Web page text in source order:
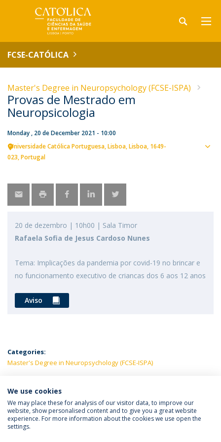
FCSE-CATÓLICA
Master's Degree in Neuropsychology (FCSE-ISPA)
Provas de Mestrado em
Neuropsicologia
Monday , 20 de December 2021 - 10:00
Universidade Católica Portuguesa Lisboa Lisboa 1649-
023 Portugal
20 de dezembro | 10h00 | Sala Timor
Rafaela Sofia de Jesus Cardoso Nunes
Tema: Implicações da pandemia por covid-19 no brincar e
no funcionamento executivo de criancas dos 6 aos 12 anos
Aviso
Categories:
Master's Degree in Neuropsychology (FCSE-ISPA)
LATEST NEWS
Política de Privacidade
Termos e Condições
We use cookies
We may place these for analysis of our visitor data, to improve our
website, show personalised content and to give you a great website
experience. For more information about the cookies we use open the
settings.